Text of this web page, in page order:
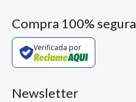
Compra 100% segura
Verificada por
Newsletter